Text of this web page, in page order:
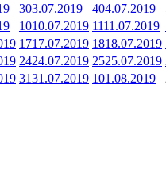
303.07.2019 404.07.2019
1010.07.2019 1111.07.2019
1717.07.2019 1818.07.2019
2424.07.2019 2525.07.2019
3131.07.2019 101.08.2019